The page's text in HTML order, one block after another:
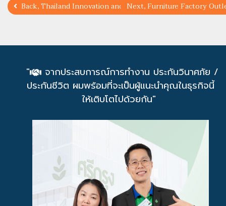
Back, Thailand Innovation and Design Expo 2015
Next, Furniture Factory
"
จากประสบการณ์การทำงาน ประกันวินาศภัย /
ประกันชีวิต ผมพร้อมที่จะเป็นผู้แนะนำคุณในธุรกิจนี้
ให้เติบโตไปด้วยกัน"